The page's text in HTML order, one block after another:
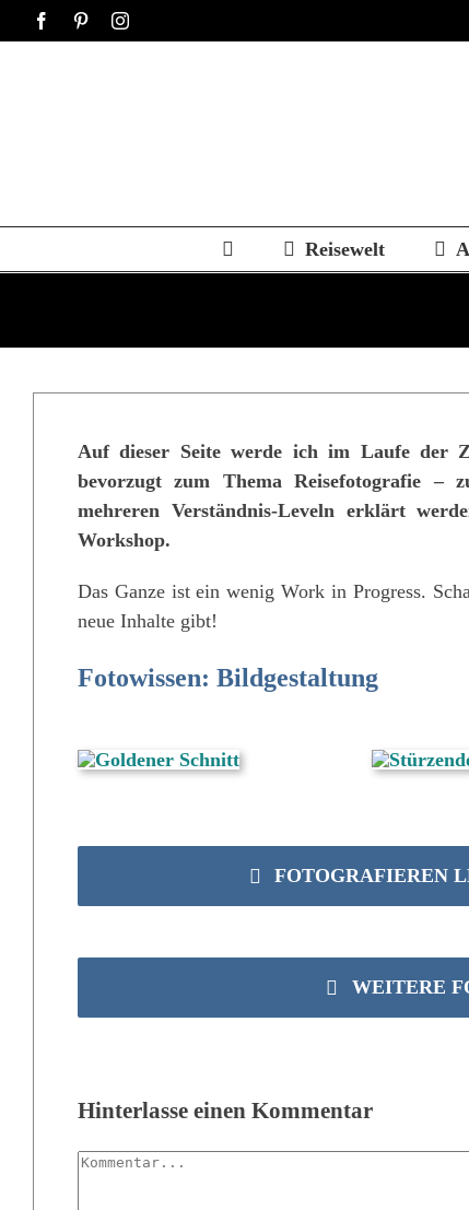
Zum
Inhalt
FacebookPinterestInstagram
Reisewelt
Auf dieser Seite werde ich im Laufe der
bevorzugt zum Thema Reisefotografie –
mehreren Verständnis-Leveln erklärt
Workshop.
Das Ganze ist ein wenig Work in Progress.
neue Inhalte gibt!
Fotowissen: Bildgestaltung
FOTOGRAFIEREN
WEITERE
Hinterlasse einen Kommentar
Kommentar